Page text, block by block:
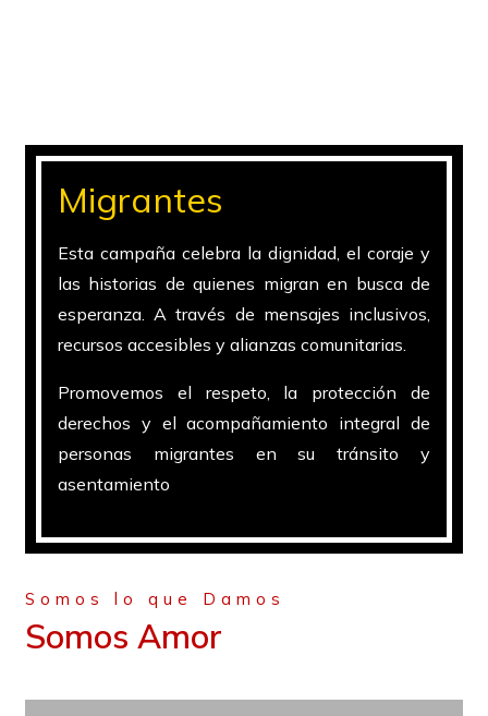
Migrantes
Esta campaña celebra la dignidad, el coraje y
las historias de quienes migran en busca de
esperanza. A través de mensajes inclusivos,
recursos accesibles y alianzas comunitarias.
Promovemos el respeto, la protección de
derechos y el acompañamiento integral de
personas migrantes en su tránsito y
asentamiento
Somos lo que Damos
Somos Amor